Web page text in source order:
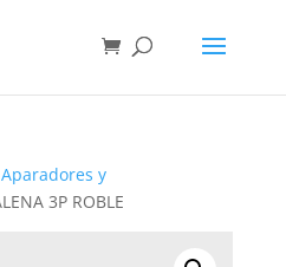
Aparadores y
3P ROBLE